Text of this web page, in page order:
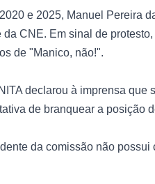
e 2025, Manuel Pereira
CNE. Em sinal de
de "Manico, não!".
declarou à imprensa que
de branquear a posição
da comissão não